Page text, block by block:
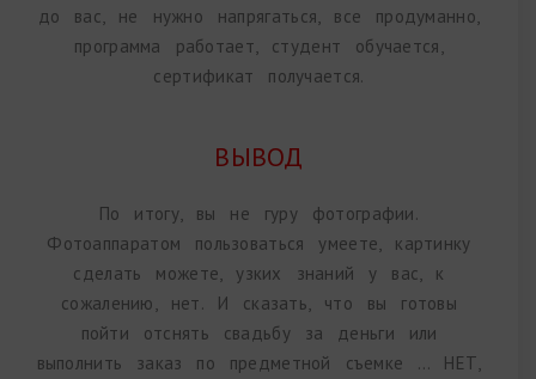
до вас, не нужно напрягаться, все продуманно,
программа работает, студент обучается,
сертификат получается.
ВЫВОД
По итогу, вы не гуру фотографии.
Фотоаппаратом пользоваться умеете, картинку
сделать можете, узких знаний у вас, к
сожалению, нет. И сказать, что вы готовы
пойти отснять свадьбу за деньги или
выполнить заказ по предметной съемке … НЕТ,